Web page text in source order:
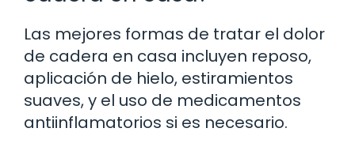
Las mejores formas de tratar el dolor
de cadera en casa incluyen reposo,
aplicación de hielo, estiramientos
suaves, y el uso de medicamentos
antiinflamatorios si es necesario.